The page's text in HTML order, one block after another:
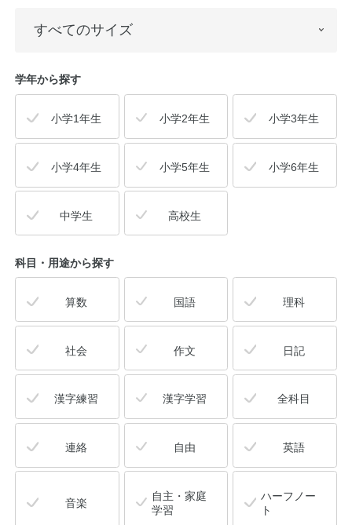
学年から探す
小学1年生 小学2年生 小学3年生
小学4年生 小学5年生 小学6年生
中学生 高校生
科目・用途から探す
算数 国語 理科
社会 作文 日記
漢字練習 漢字学習 全科目
連絡 自由 英語
音楽
自主・家庭
学習
ハーフノー
ト